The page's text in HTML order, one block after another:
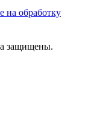
на обработку
защищены.